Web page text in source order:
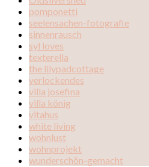
pomponetti
seelensachen-fotografie
sinnenrausch
syl loves
texterella
the lilypadcottage
verlockendes
villa josefina
villa könig
vitahus
white living
wohnlust
wohnprojekt
wunderschön-gemacht